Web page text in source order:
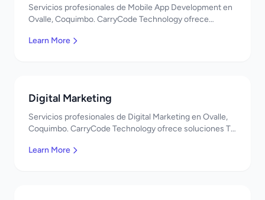
Servicios profesionales de Mobile App Development en
Ovalle, Coquimbo. CarryCode Technology ofrece
Learn More
Digital Marketing
Servicios profesionales de Digital Marketing en Ovalle,
Coquimbo. CarryCode Technology ofrece soluciones TI
Learn More